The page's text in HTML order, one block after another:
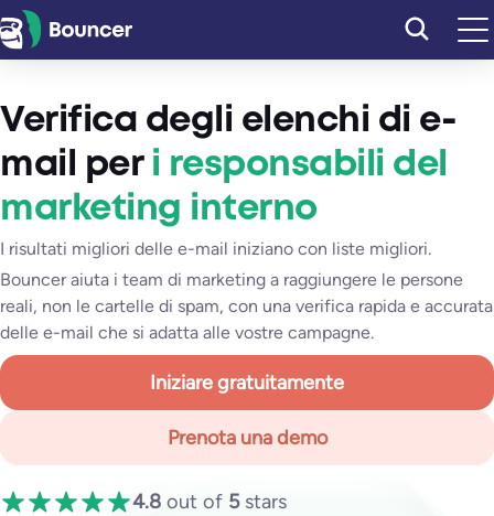
Vai
al
Verifica degli elenchi di e-
mail per i responsabili del
marketing interno
I risultati migliori delle e-mail iniziano con liste migliori.
Bouncer aiuta i team di marketing a raggiungere le persone
reali, non le cartelle di spam, con una verifica rapida e accurata
delle e-mail che si adatta alle vostre campagne.
Iniziare gratuitamente
Prenota una demo
4.8 out of 5stars